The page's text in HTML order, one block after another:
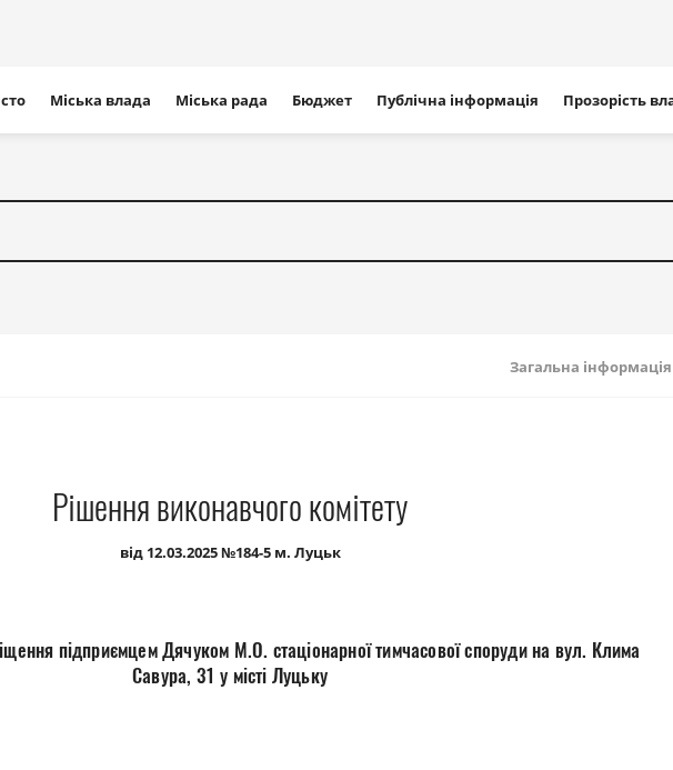
Міська влада Міська рада Бюджет Публічна інформація Прозорість
Загальна інформація
Рішення виконавчого комітету
від 12.03.2025 №184-5 м. Луцьк
підприємцем Дячуком М.О. стаціонарної тимчасової споруди на вул. Клима
Савура, 31 у місті Луцьку